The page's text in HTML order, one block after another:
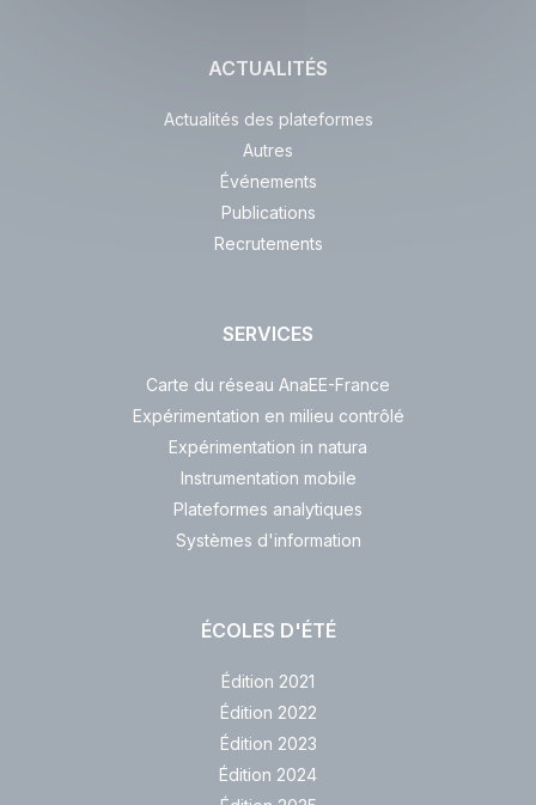
ACTUALITÉS
Actualités des plateformes
Autres
Événements
Publications
Recrutements
SERVICES
Carte du réseau AnaEE-France
Expérimentation en milieu contrôlé
Expérimentation in natura
Instrumentation mobile
Plateformes analytiques
Systèmes d'information
ÉCOLES D'ÉTÉ
Édition 2021
Édition 2022
Édition 2023
Édition 2024